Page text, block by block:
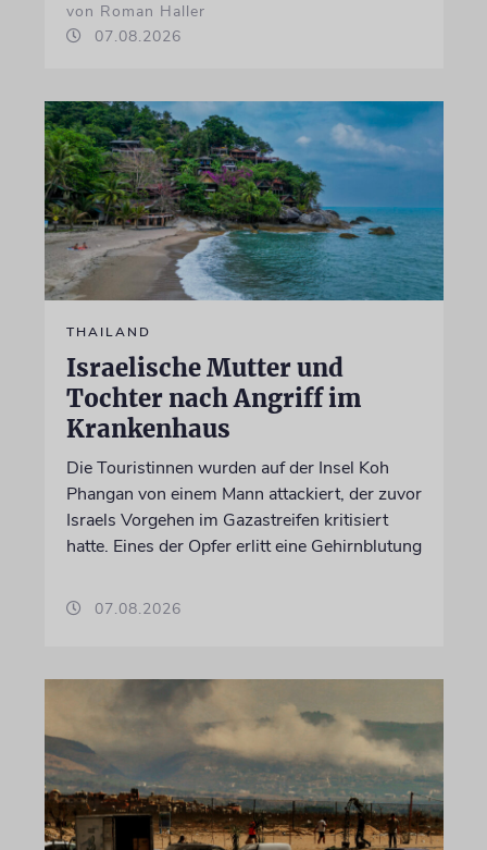
von Roman Haller
07.08.2026
THAILAND
Israelische Mutter und
Tochter nach Angriff im
Krankenhaus
Die Touristinnen wurden auf der Insel Koh
Phangan von einem Mann attackiert, der zuvor
Israels Vorgehen im Gazastreifen kritisiert
hatte. Eines der Opfer erlitt eine Gehirnblutung
07.08.2026